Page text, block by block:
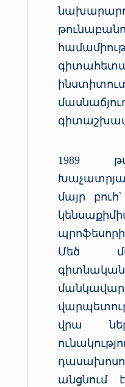
1989
մայր
Մեծ
վրա
անցնում